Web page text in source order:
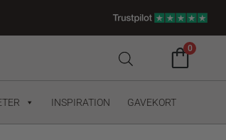
0
INSPIRATION GAVEKORT